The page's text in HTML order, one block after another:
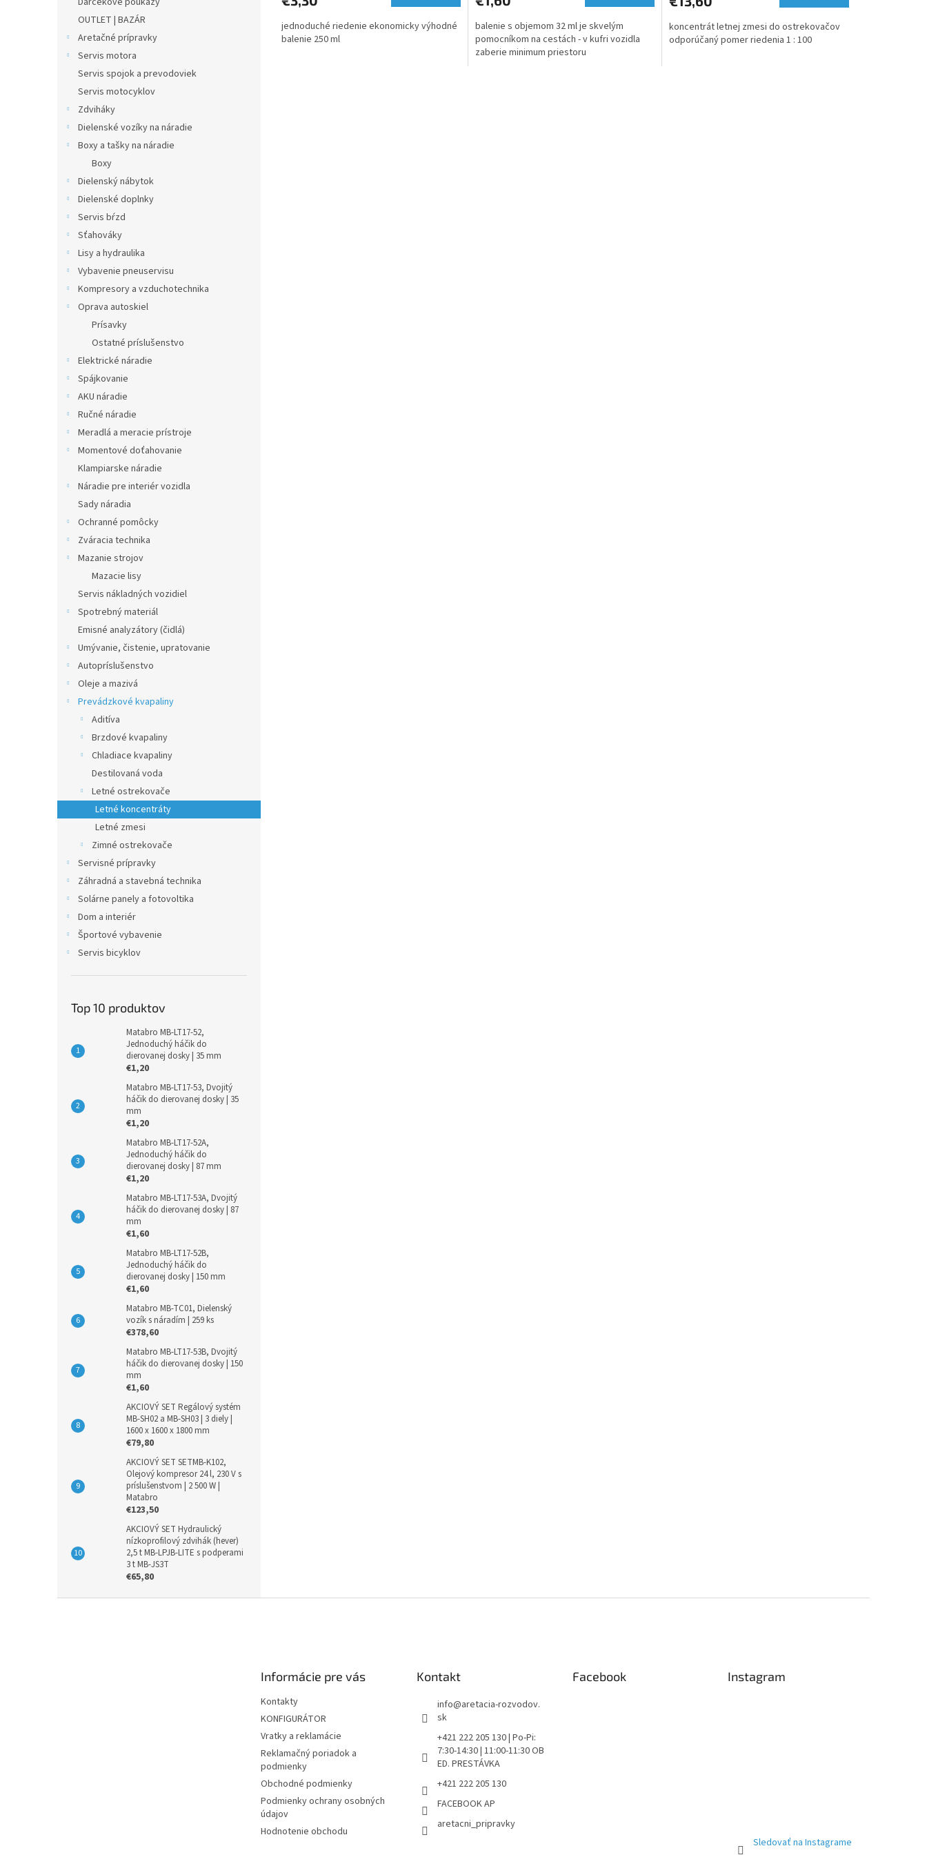
OUTLET | BAZÁR
Aretačné prípravky
Servis motora
Servis spojok a prevodoviek
Servis motocyklov
Zdviháky
Dielenské vozíky na náradie
Boxy a tašky na náradie
Boxy
Dielenský nábytok
Dielenské doplnky
Servis bŕzd
Sťahováky
Lisy a hydraulika
Vybavenie pneuservisu
Kompresory a vzduchotechnika
Oprava autoskiel
Prísavky
Ostatné príslušenstvo
Elektrické náradie
Spájkovanie
AKU náradie
Ručné náradie
Meradlá a meracie prístroje
Momentové doťahovanie
Klampiarske náradie
Náradie pre interiér vozidla
Sady náradia
Ochranné pomôcky
Zváracia technika
Mazanie strojov
Mazacie lisy
Servis nákladných vozidiel
Spotrebný materiál
Emisné analyzátory (čidlá)
Umývanie, čistenie, upratovanie
Autopríslušenstvo
Oleje a mazivá
Prevádzkové kvapaliny
Aditíva
Brzdové kvapaliny
Chladiace kvapaliny
Destilovaná voda
Letné ostrekovače
Letné koncentráty
Letné zmesi
Zimné ostrekovače
Servisné prípravky
Záhradná a stavebná technika
Solárne panely a fotovoltika
Dom a interiér
Športové vybavenie
Servis bicyklov
Top 10 produktov
Matabro MB-LT17-52,
Jednoduchý háčik do
dierovanej dosky | 35 mm
€1,20
Matabro MB-LT17-53, Dvojitý
háčik do dierovanej dosky | 35
mm
€1,20
Matabro MB-LT17-52A,
Jednoduchý háčik do
dierovanej dosky | 87 mm
€1,20
Matabro MB-LT17-53A, Dvojitý
háčik do dierovanej dosky | 87
mm
€1,60
Matabro MB-LT17-52B,
Jednoduchý háčik do
dierovanej dosky | 150 mm
€1,60
Matabro MB-TC01, Dielenský
vozík s náradím | 259 ks
€378,60
Matabro MB-LT17-53B, Dvojitý
háčik do dierovanej dosky | 150
mm
€1,60
AKCIOVÝ SET Regálový systém
MB-SH02 a MB-SH03 | 3 diely |
1600 x 1600 x 1800 mm
€79,80
AKCIOVÝ SET SETMB-K102,
Olejový kompresor 24 l, 230 V s
príslušenstvom | 2 500 W |
Matabro
€123,50
AKCIOVÝ SET Hydraulický
nízkoprofilový zdvihák (hever)
2,5 t MB-LPJB-LITE s podperami
3 t MB-JS3T
€65,80
jednoduché riedenie ekonomicky výhodné
balenie 250 ml
balenie s objemom 32 ml je skvelým
pomocníkom na cestách - v kufri vozidla
zaberie minimum priestoru
koncentrát letnej zmesi do ostrekovačov
odporúčaný pomer riedenia 1 : 100
Informácie pre vás
Kontakty
KONFIGURÁTOR
Vratky a reklamácie
Reklamačný poriadok a
podmienky
Obchodné podmienky
Podmienky ochrany osobných
údajov
Hodnotenie obchodu
Kontakt
info@aretacia-rozvodov.
sk
+421 222 205 130 | Po-Pi:
7:30-14:30 | 11:00-11:30 OB
ED. PRESTÁVKA
+421 222 205 130
FACEBOOK AP
aretacni_pripravky
Facebook Instagram
Sledovať na Instagrame